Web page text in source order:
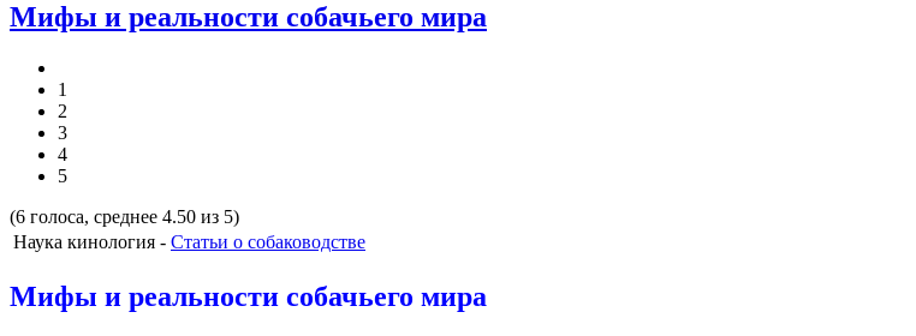
Мифы и реальности собачьего мира
1
2
3
4
5
(6 голоса, среднее 4.50 из 5)
Наука кинология - Статьи о собаководстве
Мифы и реальности собачьего мира